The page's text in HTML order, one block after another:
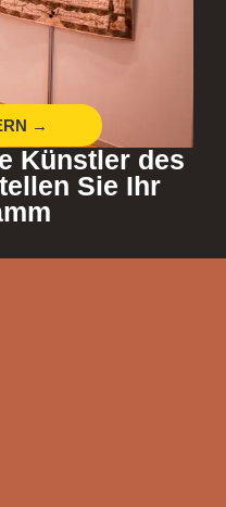
→
Künstler des
Sie Ihr